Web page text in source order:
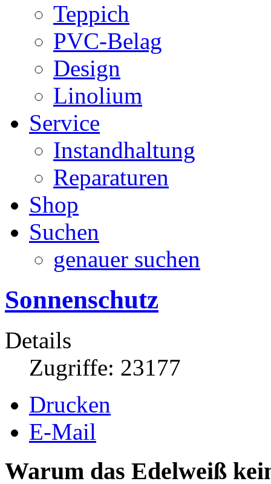
Teppich
PVC-Belag
Design
Linolium
Service
Instandhaltung
Reparaturen
Shop
Suchen
genauer suchen
Sonnenschutz
Details
Zugriffe: 23177
Drucken
E-Mail
Warum das Edelweiß